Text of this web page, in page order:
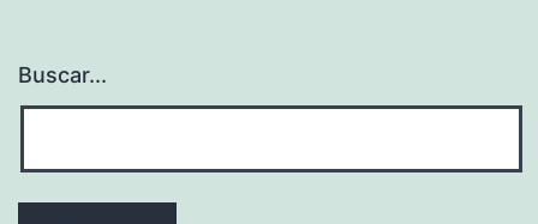
Buscar...